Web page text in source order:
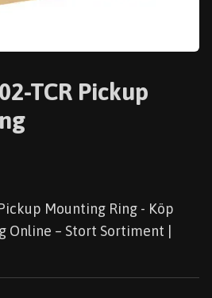
TCR Pickup
Mounting Ring - Köp
– Stort Sortiment |